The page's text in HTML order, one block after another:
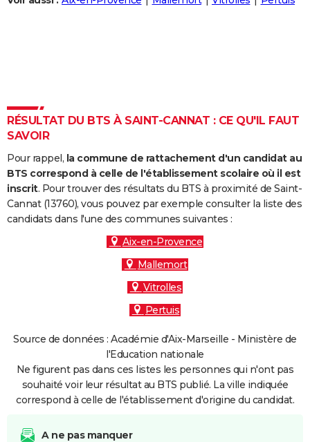
Carte de Noël
Carte Bonne année
Carte Saint-Valentin
Carte Pâques
Carte d'anniversaire
Dictionnaire
Biographies
Citations
Expressions
Proverbes
PROGRAMME TV
COPAINS D'AVANT
S'inscrire
Se connecter
Lycées
Collèges
Primaires
Universités
Entreprises
Service militaire
Avis de recherche
AVIS DE DÉCÈS
RÉSULTAT DU BTS À SAINT-CANNAT : CE QU'IL FAUT
SAVOIR
Pour rappel, la commune de rattachement d'un candidat au
BTS correspond à celle de l'établissement scolaire où il est
inscrit. Pour trouver des résultats du BTS à proximité de Saint-
Cannat (13760), vous pouvez par exemple consulter la liste des
candidats dans l'une des communes suivantes :
Aix-en-Provence
Mallemort
Vitrolles
Pertuis
Source de données : Académie d'Aix-Marseille - Ministère de
l'Education nationale
Ne figurent pas dans ces listes les personnes qui n'ont pas
souhaité voir leur résultat au BTS publié. La ville indiquée
correspond à celle de l'établissement d'origine du candidat.
A ne pas manquer